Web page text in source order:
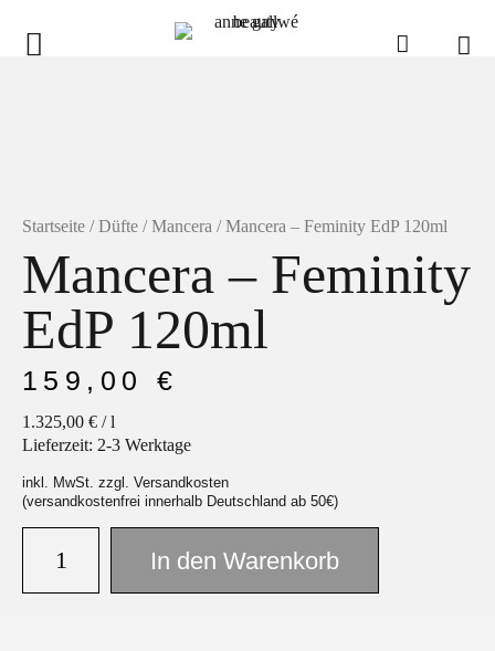
Düfte
Pflege
Raumdüfte
weitere Marken im Ladenlokal
Kontakt
Startseite /Düfte /Mancera / Mancera – Feminity EdP 120ml
Mancera – Feminity
EdP 120ml
159,00 €
1.325,00 € /l
Lieferzeit: 2-3 Werktage
inkl. MwSt. zzgl. Versandkosten
(versandkostenfrei innerhalb Deutschland ab 50€)
In den Warenkorb